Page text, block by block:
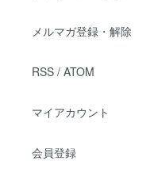
メルマガ登録・解除
RSS / ATOM
マイアカウント
会員登録